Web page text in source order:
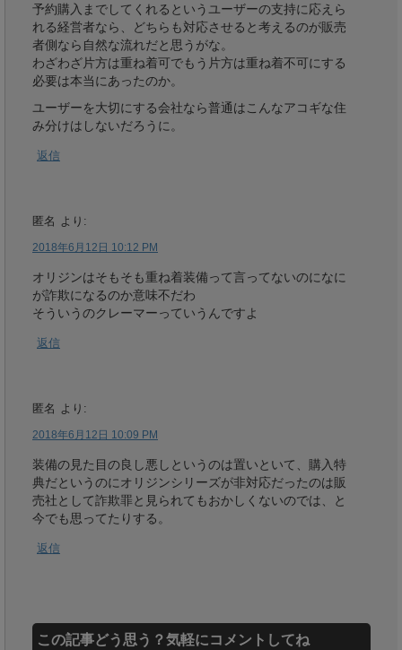
予約購入までしてくれるというユーザーの支持に応えら
れる経営者なら、どちらも対応させると考えるのが販売
者側なら自然な流れだと思うがな。
わざわざ片方は重ね着可でもう片方は重ね着不可にする
必要は本当にあったのか。
ユーザーを大切にする会社なら普通はこんなアコギな住
み分けはしないだろうに。
返信
匿名 より:
2018年6月12日 10:12 PM
オリジンはそもそも重ね着装備って言ってないのになに
が詐欺になるのか意味不だわ
そういうのクレーマーっていうんですよ
返信
匿名 より:
2018年6月12日 10:09 PM
装備の見た目の良し悪しというのは置いといて、購入特
典だというのにオリジンシリーズが非対応だったのは販
売社として詐欺罪と見られてもおかしくないのでは、と
今でも思ってたりする。
返信
この記事どう思う？気軽にコメントしてね